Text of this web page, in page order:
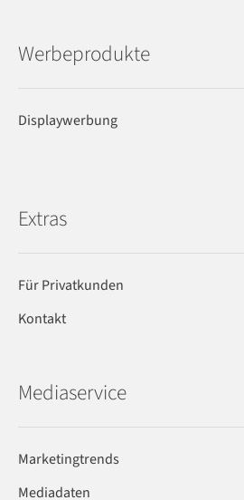
Werbeprodukte
Displaywerbung
Extras
Für Privatkunden
Kontakt
Mediaservice
Marketingtrends
Mediadaten